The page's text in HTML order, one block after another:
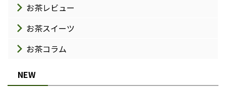
お茶レビュー
お茶スイーツ
お茶コラム
NEW